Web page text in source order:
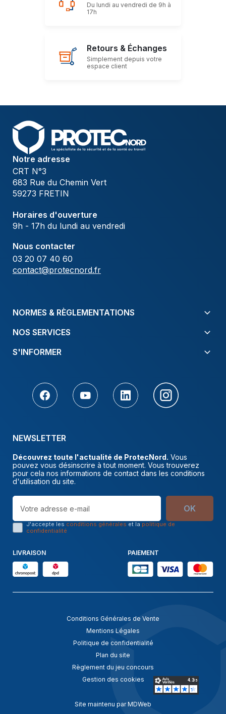
Du lundi au vendredi de 9h à
17h
Retours & Échanges
Simplement depuis votre
espace client
Notre adresse
CRT N°3
683 Rue du Chemin Vert
59273 FRETIN
Horaires d'ouverture
9h - 17h du lundi au vendredi
Nous contacter
03 20 07 40 60
contact@protecnord.fr
NORMES & RÈGLEMENTATIONS
NOS SERVICES
S'INFORMER
NEWSLETTER
Découvrez toute l'actualité de ProtecNord. Vous
pouvez vous désinscrire à tout moment. Vous trouverez
pour cela nos informations de contact dans les conditions
d'utilisation du site.
OK
J'accepte les conditions générales et la politique de
confidentialité
LIVRAISON PAIEMENT
Conditions Générales de Vente
Mentions Légales
Politique de confidentialité
Plan du site
Règlement du jeu concours
Gestion des cookies
Site maintenu par MDWeb